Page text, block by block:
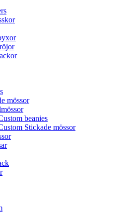
mössor
beanies
Stickade mössor